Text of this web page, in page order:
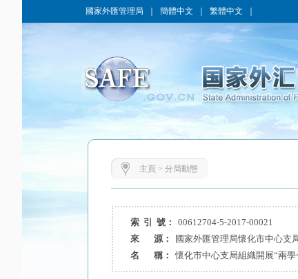
國家外匯管理局 簡體中文 繁體中文
主頁 > 分局動態
索 引 號： 00612704-5-2017-00021
來 源：
國家外匯管理局懷化市中心支
名 稱：
懷化市中心支局組織開展“兩